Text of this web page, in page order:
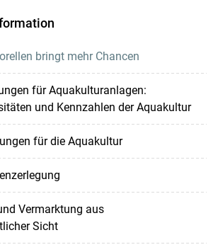
bringt mehr Chancen
für Aquakulturanlagen:
und Kennzahlen der Aquakultur
für die Aquakultur
Vermarktung aus
Sicht